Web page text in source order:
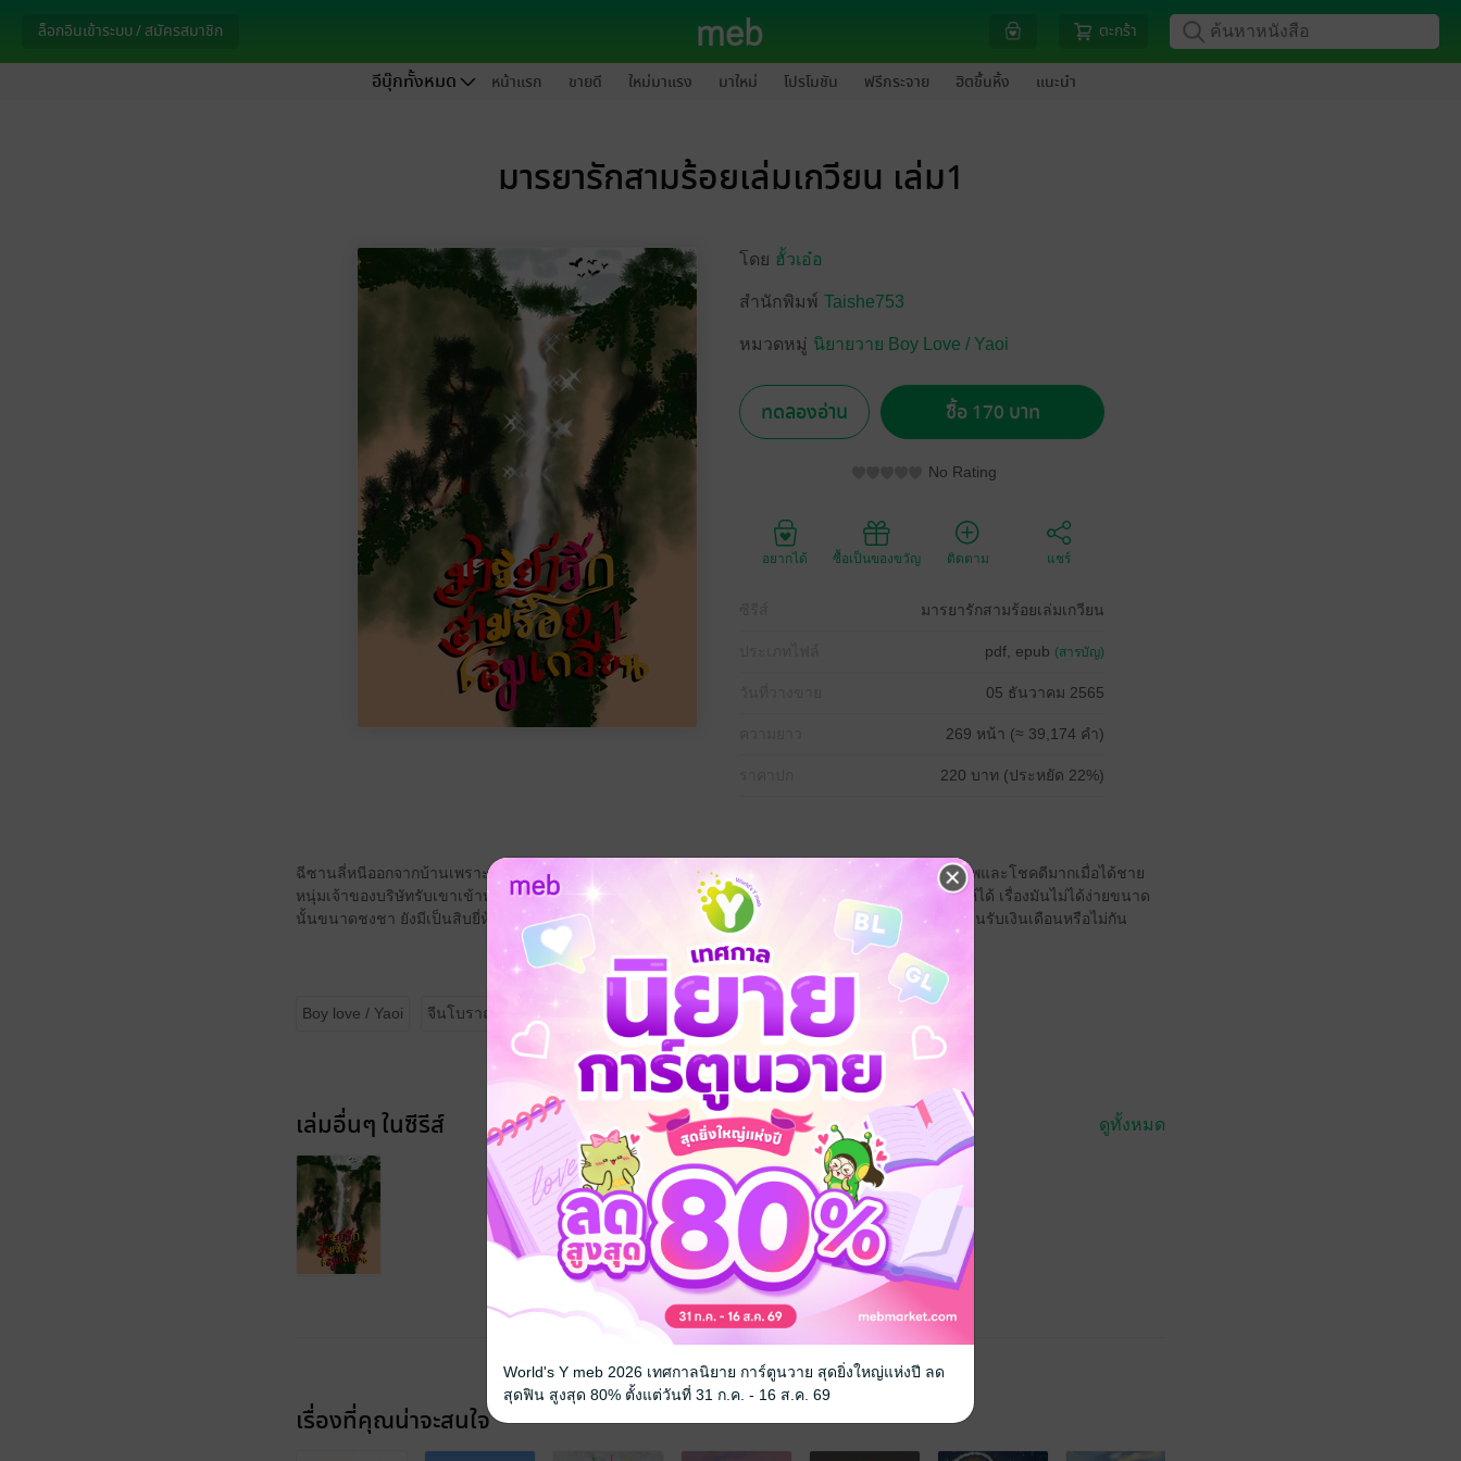
ล็อกอินเข้าระบบ / สมัครสมาชิก ตะกร้า
อีบุ๊กทั้งหมด หน้าแรก ขายดี ใหม่มาแรง มาใหม่ โปรโมชัน ฟรีกระจาย ฮิตขึ้นหิ้ง แนะนำ
มารยารักสามร้อยเล่มเกวียน เล่ม1
โดย ฮั้วเอ๋อ
สำนักพิมพ์ Taishe753
หมวดหมู่ นิยายวาย Boy Love / Yaoi
ทดลองอ่าน ซื้อ 170 บาท
No Rating
อยากได้ ซื้อเป็นของขวัญ ติดตาม แชร์
มารยารักสามร้อยเล่มเกวียน
pdf, epub (สารบัญ)
05 ธันวาคม 2565
269 หน้า (≈ 39,174 คำ)
220 บาท (ประหยัด 22%)
ฉีซานลี่หนีออกจากบ้านเพราะถูกบรรดาเมียๆของพ่อแกล้งไม่เว้นแต่ละวัน เขาต้องออกหาเงินเพื่อประทังชีพและโชคดีมากเมื่อได้ชาย
หนุ่มเจ้าของบริษัทรับเขาเข้าทำงานในตำแหน่งเลขา แม้จะไม่เคยทำงานแต่ทว่าเพื่อปากท้องเขาต้องทำให้ได้ เรื่องมันไม่ได้ง่ายขนาด
นั้นขนาดชงชา ยังมีเป็นสิบยี่ห้อให้เลือกแถมยังต้องวัดอุณหภูมิน้ำให้เป๊ะอีกตังหาก แบบนี้เขาจะมีชีวิตรอดจนรับเงินเดือนหรือไม่กัน
Boy love / Yaoi จีนโบราณ แฟนตาซี Mpreg
เล่มอื่นๆ ในซีรีส์ ดูทั้งหมด
เรื่องที่คุณน่าจะสนใจ
World's Y meb 2026 เทศกาลนิยาย การ์ตูนวาย สุดยิ่งใหญ่แห่งปี ลด
สุดฟิน สูงสุด 80% ตั้งแต่วันที่ 31 ก.ค. - 16 ส.ค. 69